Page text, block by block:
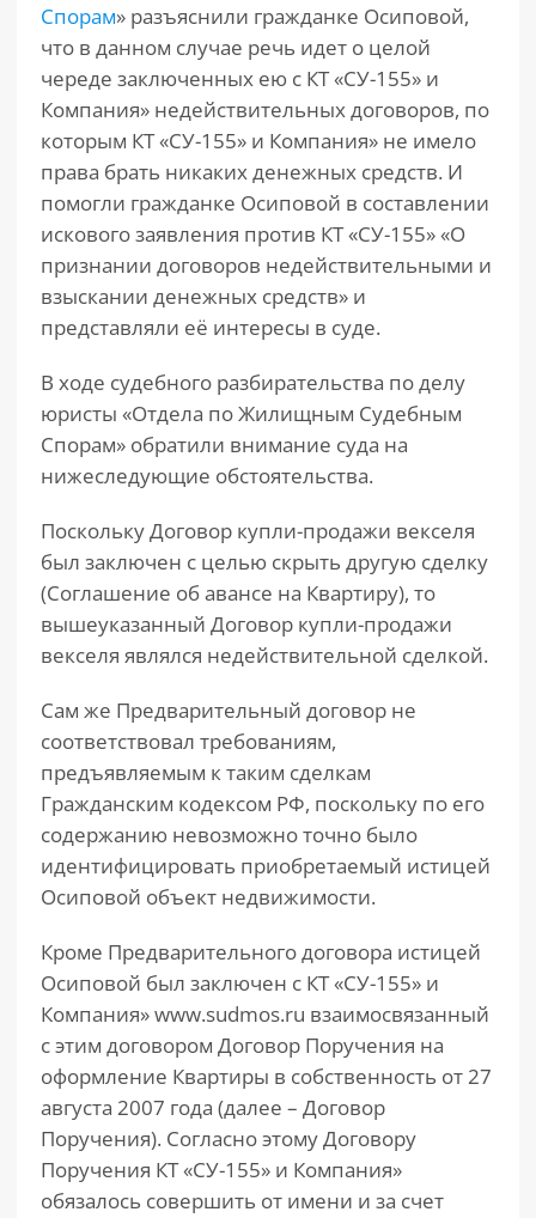
Спорам» разъяснили гражданке Осиповой,
что в данном случае речь идет о целой
череде заключенных ею с КТ «СУ-155» и
Компания» недействительных договоров, по
которым КТ «СУ-155» и Компания» не имело
права брать никаких денежных средств. И
помогли гражданке Осиповой в составлении
искового заявления против КТ «СУ-155» «О
признании договоров недействительными и
взыскании денежных средств» и
представляли её интересы в суде.
В ходе судебного разбирательства по делу
юристы «Отдела по Жилищным Судебным
Спорам» обратили внимание суда на
нижеследующие обстоятельства.
Поскольку Договор купли-продажи векселя
был заключен с целью скрыть другую сделку
(Соглашение об авансе на Квартиру), то
вышеуказанный Договор купли-продажи
векселя являлся недействительной сделкой.
Сам же Предварительный договор не
соответствовал требованиям,
предъявляемым к таким сделкам
Гражданским кодексом РФ, поскольку по его
содержанию невозможно точно было
идентифицировать приобретаемый истицей
Осиповой объект недвижимости.
Кроме Предварительного договора истицей
Осиповой был заключен с КТ «СУ-155» и
Компания» www.sudmos.ru взаимосвязанный
с этим договором Договор Поручения на
оформление Квартиры в собственность от 27
августа 2007 года (далее – Договор
Поручения). Согласно этому Договору
Поручения КТ «СУ-155» и Компания»
обязалось совершить от имени и за счет